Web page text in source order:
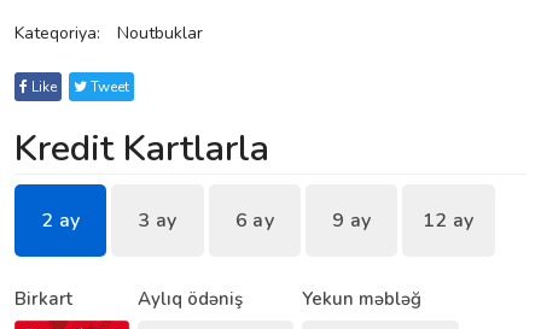
Kateqoriya: Noutbuklar
Like Tweet
Kredit Kartlarla
2 ay 3 ay 6 ay 9 ay 12 ay
Birkart Aylıq ödəniş Yekun məbləğ